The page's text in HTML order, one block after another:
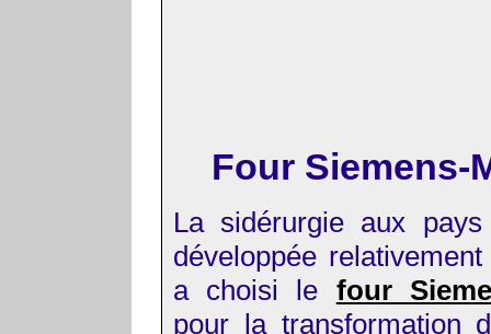
Four Siemens-
La sidérurgie aux
développée
a choisi le four
pour la transformation